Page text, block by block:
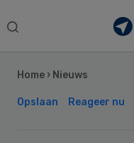
Search
Home › Nieuws
Opslaan Reageer nu
Sidebar